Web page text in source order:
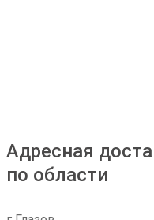
Адресная
по области